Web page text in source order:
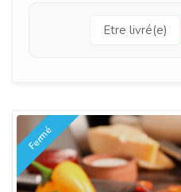
Etre livré(e)
Fermé